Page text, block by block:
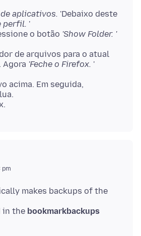
aplicativos. 'Debaixo deste
perfil. '
o botão 'Show Folder. '
de arquivos para o atual
Agora 'Feche o Firefox.
acima. Em seguida,
pm
makes backups of the
in the bookmarkbackups